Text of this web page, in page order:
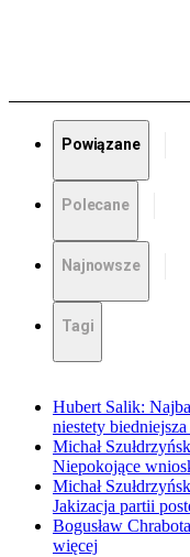
Powiązane
Polecane
Najnowsze
Tagi
Hubert Salik:
niestety
Michał
Niepokojące
Michał
Jakizacja partii
Bogusław
więcej